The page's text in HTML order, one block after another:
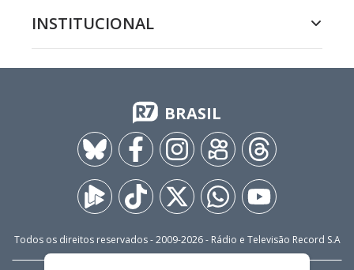
INSTITUCIONAL
BRASIL
Todos os direitos reservados - 2009-2026- Rádio e Televisão Record S.A